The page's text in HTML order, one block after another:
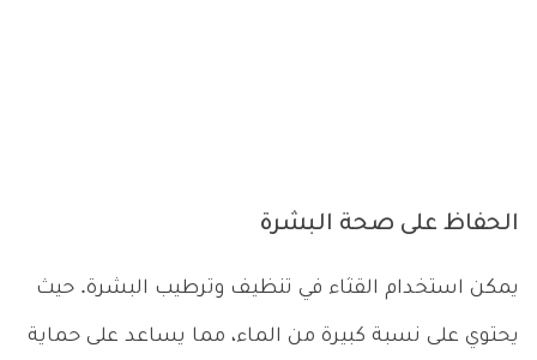
الحفاظ على صحة البشرة
يمكن استخدام القثاء في تنظيف وترطيب البشرة. حيث
يحتوي على نسبة كبيرة من الماء، مما يساعد على حماية